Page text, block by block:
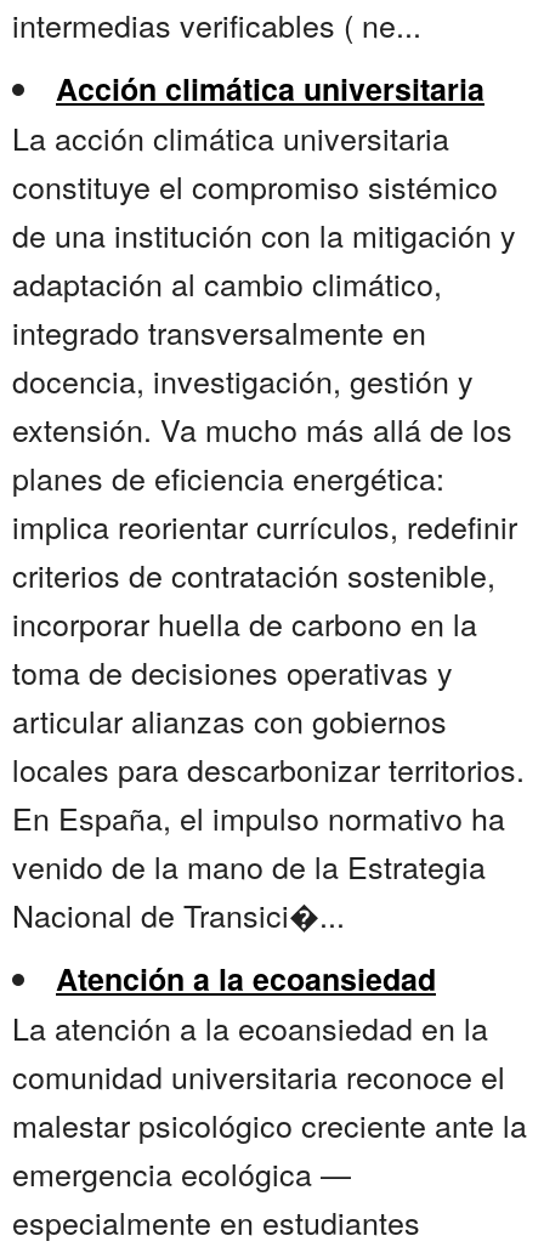
intermedias verificables ( ne...
Acción climática universitaria
La acción climática universitaria
constituye el compromiso sistémico
de una institución con la mitigación y
adaptación al cambio climático,
integrado transversalmente en
docencia, investigación, gestión y
extensión. Va mucho más allá de los
planes de eficiencia energética:
implica reorientar currículos, redefinir
criterios de contratación sostenible,
incorporar huella de carbono en la
toma de decisiones operativas y
articular alianzas con gobiernos
locales para descarbonizar territorios.
En España, el impulso normativo ha
venido de la mano de la Estrategia
Nacional de Transici�...
Atención a la ecoansiedad
La atención a la ecoansiedad en la
comunidad universitaria reconoce el
malestar psicológico creciente ante la
emergencia ecológica —
especialmente en estudiantes